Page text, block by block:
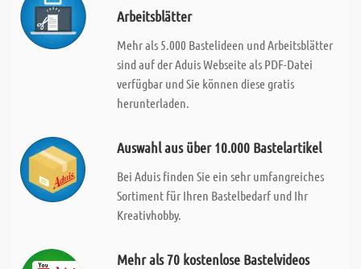
Arbeitsblätter
Mehr als 5.000 Bastelideen und Arbeitsblätter
sind auf der Aduis Webseite als PDF-Datei
verfügbar und Sie können diese gratis
herunterladen.
Auswahl aus über 10.000 Bastelartikel
Bei Aduis finden Sie ein sehr umfangreiches
Sortiment für Ihren Bastelbedarf und Ihr
Kreativhobby.
Mehr als 70 kostenlose Bastelvideos